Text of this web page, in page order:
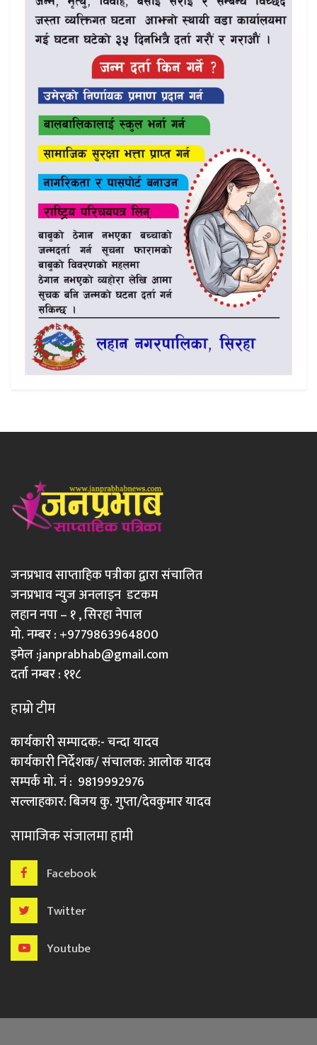
जनप्रभाव साप्ताहिक पत्रीका द्वारा संचालित
जनप्रभाव न्युज अनलाइन डटकम
लहान नपा – १ , सिरहा नेपाल
मो. नम्बर : +9779863964800
इमेल :janprabhab@gmail.com
दर्ता नम्बर : ११८
हाम्रो टीम
कार्यकारी सम्पादक:- चन्दा यादव
कार्यकारी निर्देशक/ संचालक: आलोक यादव
सम्पर्क मो. नं : 9819992976
सल्लाहकार: बिजय कु. गुप्ता/देवकुमार यादव
सामाजिक संजालमा हामी
Facebook
Twitter
Youtube